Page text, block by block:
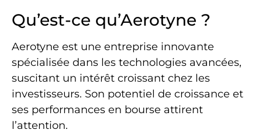
Qu’est-ce qu’Aerotyne ?
Aerotyne est une entreprise innovante
spécialisée dans les technologies avancées,
suscitant un intérêt croissant chez les
investisseurs. Son potentiel de croissance et
ses performances en bourse attirent
l’attention.